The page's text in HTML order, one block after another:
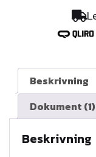
Beskrivning
Dokument (1)
Beskrivning